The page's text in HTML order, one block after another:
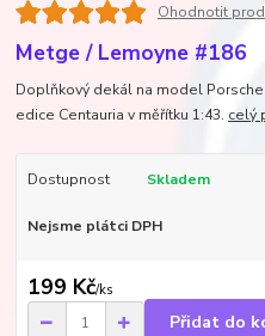
Ohodnotit
Metge / Lemoyne #186
Doplňkový dekál na model
edice Centauria v měřítku 1:43. celý
Dostupnost Skladem
Nejsme plátci DPH
199 Kč/ks
Přidat do